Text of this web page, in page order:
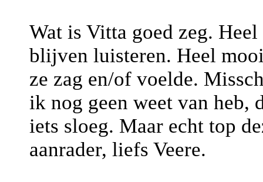
Wat is Vitta goed zeg.
blijven luisteren. Heel
ze zag en/of voelde.
ik nog geen weet van
iets sloeg. Maar echt top
aanrader, liefs Veere.